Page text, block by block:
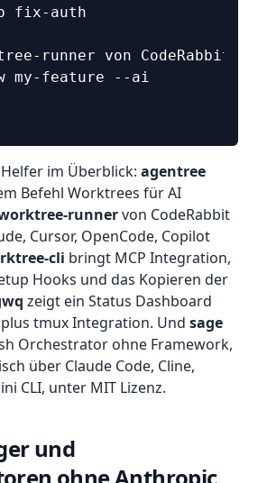
fix-auth
runner von CodeRabbit
my-feature --ai
im Überblick: agentree
Befehl Worktrees für AI
runnervon CodeRabbit
Cursor, OpenCode, Copilot
cli bringt MCP Integration,
Hooks und das Kopieren der
zeigt ein Status Dashboard
tmux Integration. Und sage
Orchestrator ohne Framework,
über Claude Code, Cline,
CLI, unter MIT Lizenz.
und